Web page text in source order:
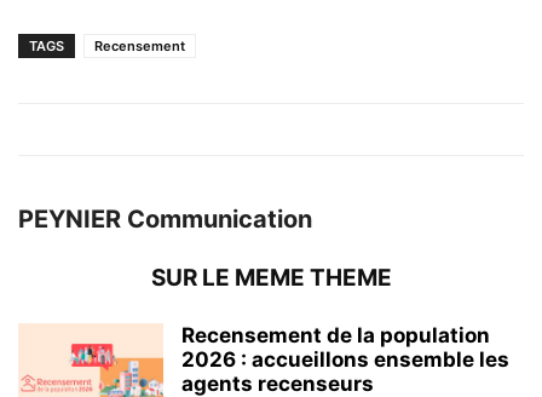
TAGS Recensement
PEYNIER Communication
SUR LE MEME THEME
Recensement de la population
2026 : accueillons ensemble les
agents recenseurs